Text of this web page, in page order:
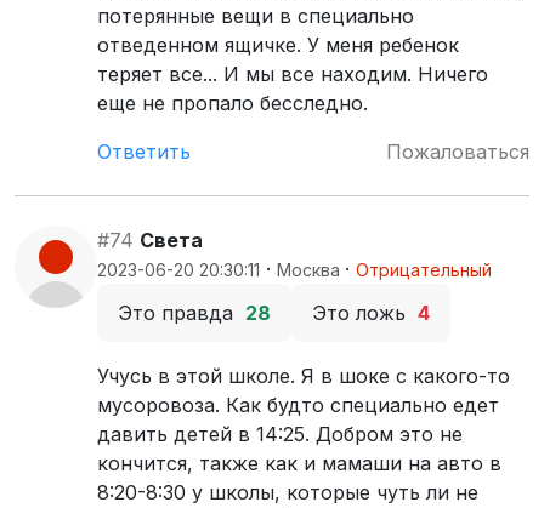
потерянные вещи в специально
отведенном ящичке. У меня ребенок
теряет все... И мы все находим. Ничего
еще не пропало бесследно.
Ответить
Пожаловаться
#74 Света
2023-06-20 20:30:11 · Москва · Отрицательный
Это правда 28 Это ложь 4
Учусь в этой школе. Я в шоке с какого-то
мусоровоза. Как будто специально едет
давить детей в 14:25. Добром это не
кончится, также как и мамаши на авто в
8:20-8:30 у школы, которые чуть ли не